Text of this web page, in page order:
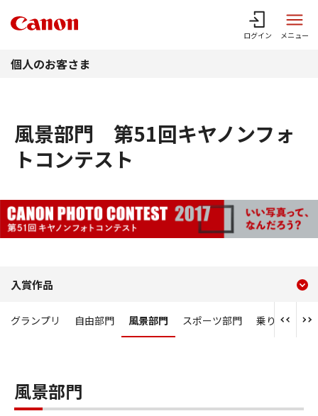
ログイン メニュー
個人のお客さま
風景部門 第51回キヤノンフォ
トコンテスト
風景部門 第51回キヤノン
入賞作品
グランプリ 自由部門 風景部門 スポーツ部門 乗り物部門
風景部門